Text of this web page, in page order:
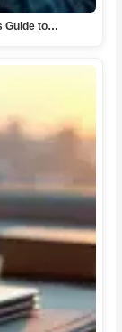
Guide to…